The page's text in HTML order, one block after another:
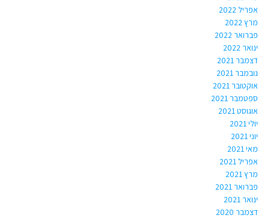
אפריל 2022
מרץ 2022
פברואר 2022
ינואר 2022
דצמבר 2021
נובמבר 2021
אוקטובר 2021
ספטמבר 2021
אוגוסט 2021
יולי 2021
יוני 2021
מאי 2021
אפריל 2021
מרץ 2021
פברואר 2021
ינואר 2021
דצמבר 2020